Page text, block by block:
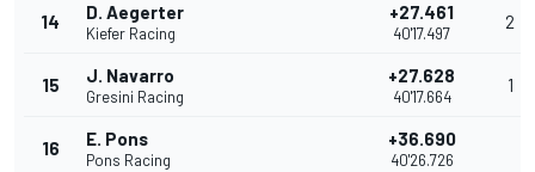
14 D. Aegerter
Kiefer Racing
+27.461
40'17.497
2
15 J. Navarro
Gresini Racing
+27.628
40'17.664
1
16 E. Pons
Pons Racing
+36.690
40'26.726